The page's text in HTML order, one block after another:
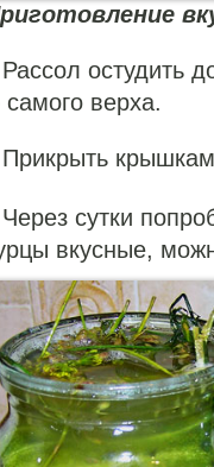
Рассол остудить
верха.
Прикрыть
Через сутки
вкусные,